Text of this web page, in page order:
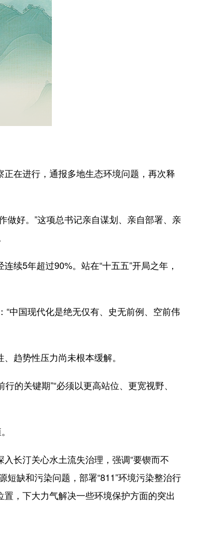
在进行，通报多地生态环境问题，再次释
好。”这项总书记亲自谋划、亲自部署、亲
5年超过90%。站在“十五五”开局之年，
国现代化是绝无仅有、史无前例、空前伟
趋势性压力尚未根本缓解。
关键期”“必须以更高站位、更宽视野、
长汀关心水土流失治理，强调“要锲而不
缺和污染问题，部署“811”环境污染整治行
，下大力气解决一些环境保护方面的突出